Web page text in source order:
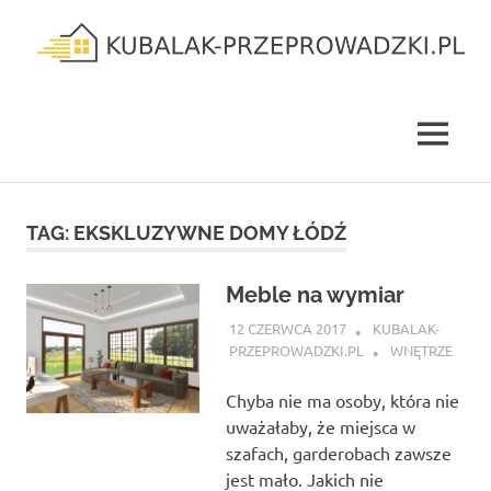
content
MENU
TAG: EKSKLUZYWNE DOMY ŁÓDŹ
Meble na wymiar
12 CZERWCA 2017
KUBALAK-
PRZEPROWADZKI.PL
WNĘTRZE
Chyba nie ma osoby, która nie
uważałaby, że miejsca w
szafach, garderobach zawsze
jest mało. Jakich nie